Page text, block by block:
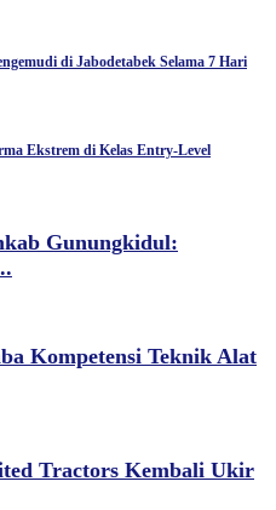
di Jabodetabek Selama 7 Hari
Ekstrem di Kelas Entry-Level
Gunungkidul:
Kompetensi Teknik Alat
Tractors Kembali Ukir